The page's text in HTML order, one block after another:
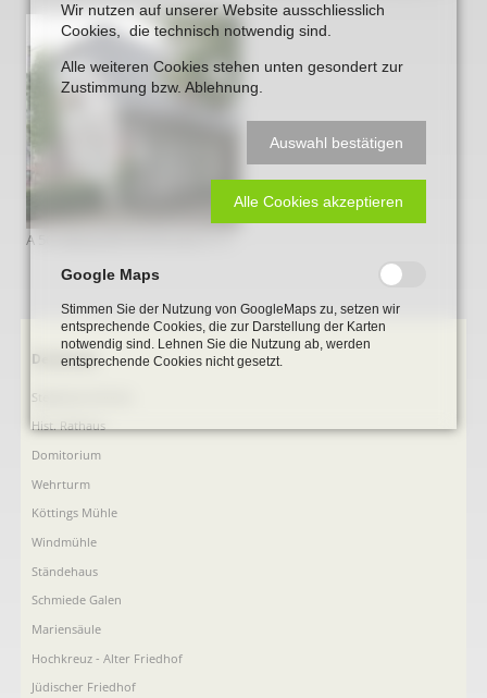
A 56 Gebaeude Dorfstrasse 21 3
Navigation
Denkmale
Stephanus-Kirche
Hist. Rathaus
Domitorium
Wehrturm
Köttings Mühle
Windmühle
Ständehaus
Schmiede Galen
Mariensäule
Hochkreuz - Alter Friedhof
Jüdischer Friedhof
Wir nutzen auf unserer Website ausschliesslich
Cookies, die technisch notwendig sind.
Alle weiteren Cookies stehen unten gesondert zur
Zustimmung bzw. Ablehnung.
Auswahl bestätigen
Alle Cookies akzeptieren
Google Maps
Stimmen Sie der Nutzung von GoogleMaps zu, setzen wir
entsprechende Cookies, die zur Darstellung der Karten
notwendig sind. Lehnen Sie die Nutzung ab, werden
entsprechende Cookies nicht gesetzt.